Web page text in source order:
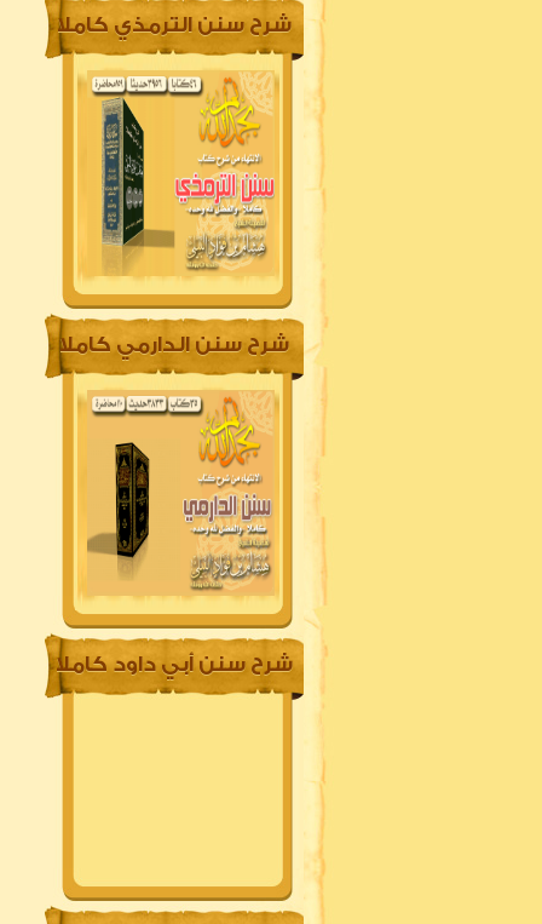
شرح سنن الترمذي كاملا
شرح سنن الدارمي كاملا
شرح سنن أبي داود كاملا